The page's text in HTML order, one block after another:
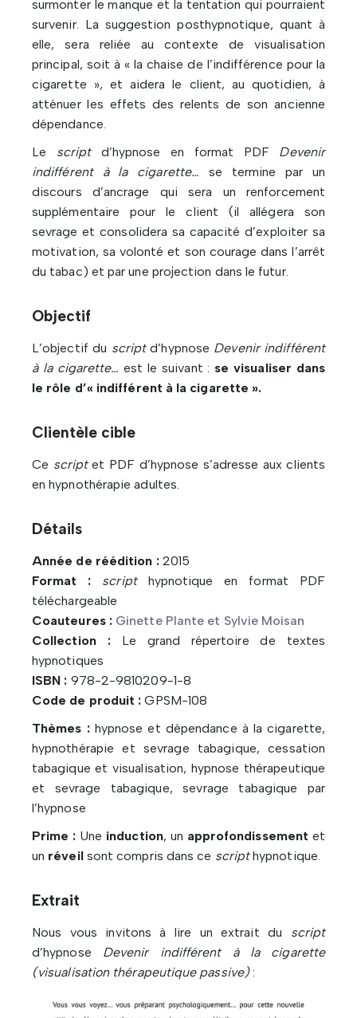
surmonter le manque et la tentation qui pourraient
survenir. La suggestion posthypnotique, quant à
elle, sera reliée au contexte de visualisation
principal, soit à « la chaise de l’indifférence pour la
cigarette », et aidera le client, au quotidien, à
atténuer les effets des relents de son ancienne
dépendance.
Le scriptd’hypnose en format PDFDevenir
indifférent à la cigarette… se termine par un
discours d’ancrage qui sera un renforcement
supplémentaire pour le client (il allégera son
sevrage et consolidera sa capacité d’exploiter sa
motivation, sa volonté et son courage dans l’arrêt
du tabac) et par une projection dans le futur.
Objectif
L’objectif du scriptd’hypnose Devenir indifférent
à la cigarette… est le suivant : se visualiser dans
le rôle d’« indifférent à la cigarette ».
Clientèle cible
Ce scriptet PDF d’hypnose s’adresse aux clients
en hypnothérapie adultes.
Détails
Année de réédition :2015
Format :
scripthypnotique en format PDF
téléchargeable
Coauteures : Ginette Plante et Sylvie Moisan
Collection :Le grand répertoire de textes
hypnotiques
ISBN : 978-2-9810209-1-8
Code de produit : GPSM-108
Thèmes :hypnose et dépendance à la cigarette,
hypnothérapie et sevrage tabagique, cessation
tabagique et visualisation, hypnose thérapeutique
et sevrage tabagique, sevrage tabagique par
l’hypnose
Prime : Une induction, un approfondissement et
un réveilsont compris dans ce scripthypnotique.
Extrait
Nous vous invitons à lire un extrait du script
d’hypnose Devenir indifférent à la cigarette
(visualisation thérapeutique passive):